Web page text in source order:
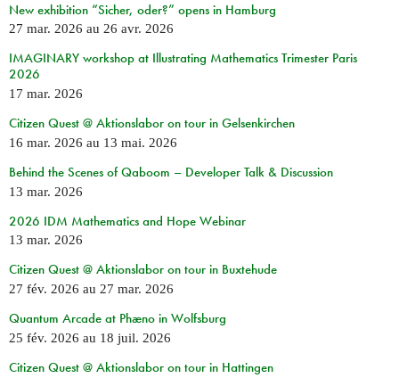
New exhibition “Sicher, oder?” opens in Hamburg
27 mar. 2026 au 26 avr. 2026
IMAGINARY workshop at Illustrating Mathematics Trimester Paris
2026
17 mar. 2026
Citizen Quest @ Aktionslabor on tour in Gelsenkirchen
16 mar. 2026 au 13 mai. 2026
Behind the Scenes of Qaboom – Developer Talk & Discussion
13 mar. 2026
2026 IDM Mathematics and Hope Webinar
13 mar. 2026
Citizen Quest @ Aktionslabor on tour in Buxtehude
27 fév. 2026 au 27 mar. 2026
Quantum Arcade at Phæno in Wolfsburg
25 fév. 2026 au 18 juil. 2026
Citizen Quest @ Aktionslabor on tour in Hattingen